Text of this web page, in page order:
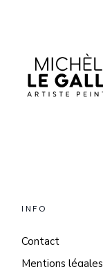
INFO
Contact
Mentions légales